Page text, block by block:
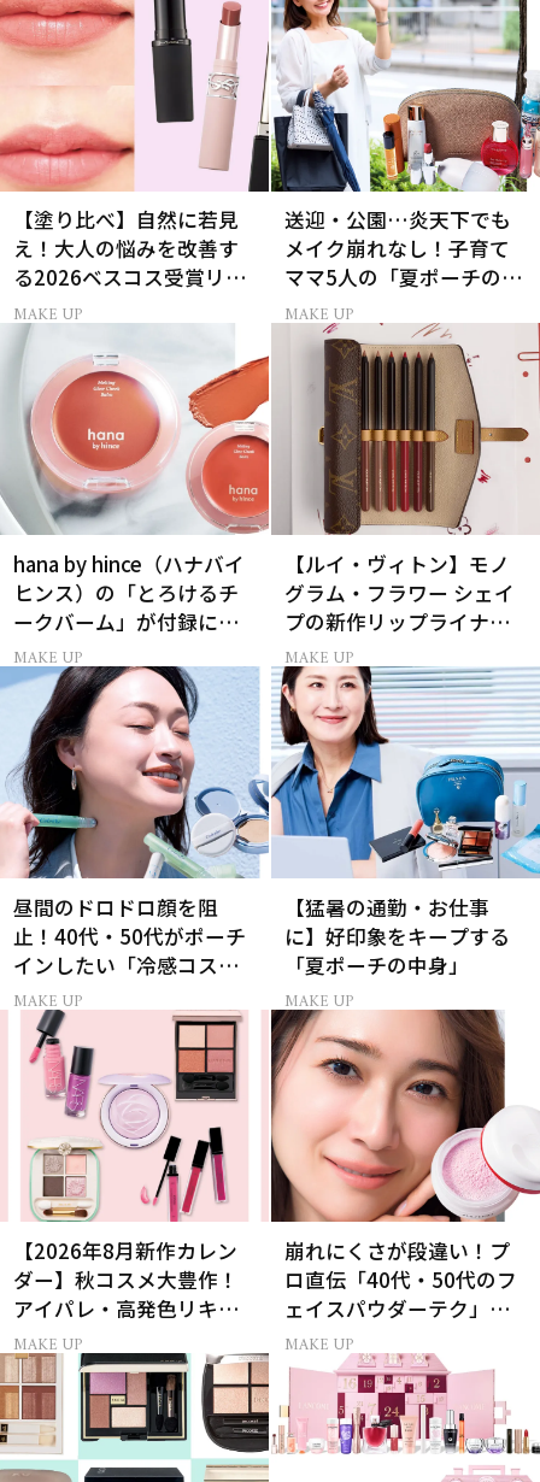
【塗り比べ】自然に若見
え！大人の悩みを改善す
る2026ベスコス受賞リッ
プTOP3
MAKE UP
送迎・公園…炎天下でも
メイク崩れなし！子育て
ママ5人の「夏ポーチの中
身」
MAKE UP
hana by hince（ハナバイ
ヒンス）の「とろけるチ
ークバーム」が付録に！
美ST2026年9月号付録情
報
MAKE UP
【ルイ・ヴィトン】モノ
グラム・フラワー シェイ
プの新作リップライナー
｢LV クレヨン｣が誕生！
MAKE UP
昼間のドロドロ顔を阻
止！40代・50代がポーチ
インしたい「冷感コス
メ」5選
MAKE UP
【猛暑の通勤・お仕事
に】好印象をキープする
「夏ポーチの中身」
MAKE UP
【2026年8月新作カレン
ダー】秋コスメ大豊作！
アイパレ・高発色リキッ
ドリップ・チーク
MAKE UP
崩れにくさが段違い！プ
ロ直伝「40代・50代のフ
ェイスパウダーテク」お
粉の選び方・塗り方Q&A
MAKE UP